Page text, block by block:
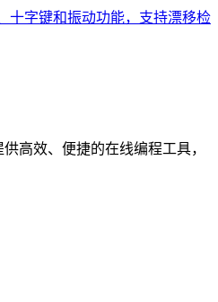
十字键和振动功能，支持漂移检
高效、便捷的在线编程工具，